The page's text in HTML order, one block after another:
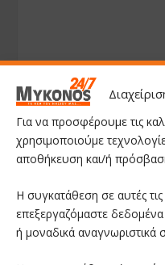
Για να προσφέρουμε τις
χρησιμοποιούμε
αποθήκευση και/ή
Η συγκατάθεση σε αυτές
επεξεργαζόμαστε
ή μοναδικά αναγνωριστικά